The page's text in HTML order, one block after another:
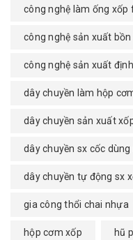
công nghệ làm ống xốp
công nghệ sản xuất
công nghệ sản xuất
dây chuyền làm hộp
dây chuyền sản xuất
dây chuyền sx cốc
dây chuyền tự động sx
gia công thổi chai nhựa
hộp cơm xốp hũ